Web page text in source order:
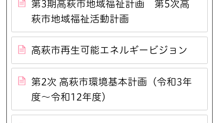
第3期高萩市地域福祉計画 第5次高
萩市地域福祉活動計画
高萩市再生可能エネルギービジョン
第2次 高萩市環境基本計画（令和3年
度～令和12年度）